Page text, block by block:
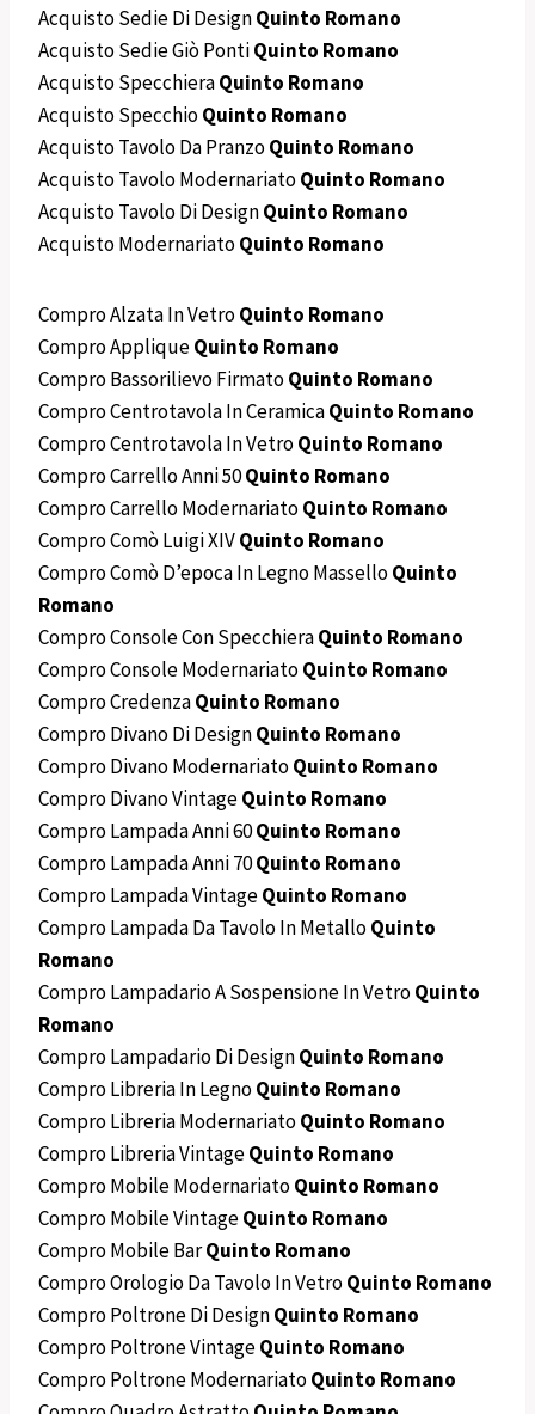
Acquisto Sedie Di DesignQuinto Romano
Acquisto Sedie Giò PontiQuinto Romano
Acquisto SpecchieraQuinto Romano
Acquisto SpecchioQuinto Romano
Acquisto Tavolo Da PranzoQuinto Romano
Acquisto Tavolo ModernariatoQuinto Romano
Acquisto Tavolo Di DesignQuinto Romano
Acquisto ModernariatoQuinto Romano
Compro Alzata In VetroQuinto Romano
Compro AppliqueQuinto Romano
Compro Bassorilievo FirmatoQuinto Romano
Compro Centrotavola In CeramicaQuinto Romano
Compro Centrotavola In VetroQuinto Romano
Compro Carrello Anni 50Quinto Romano
Compro Carrello ModernariatoQuinto Romano
Compro Comò Luigi XIVQuinto Romano
Compro Comò D’epoca In Legno MasselloQuinto
Romano
Compro Console Con SpecchieraQuinto Romano
Compro Console ModernariatoQuinto Romano
Compro CredenzaQuinto Romano
Compro Divano Di DesignQuinto Romano
Compro Divano ModernariatoQuinto Romano
Compro Divano VintageQuinto Romano
Compro Lampada Anni 60Quinto Romano
Compro Lampada Anni 70Quinto Romano
Compro Lampada VintageQuinto Romano
Compro Lampada Da Tavolo In MetalloQuinto
Romano
Compro Lampadario A Sospensione In VetroQuinto
Romano
Compro Lampadario Di DesignQuinto Romano
Compro Libreria In LegnoQuinto Romano
Compro Libreria ModernariatoQuinto Romano
Compro Libreria VintageQuinto Romano
Compro Mobile ModernariatoQuinto Romano
Compro Mobile VintageQuinto Romano
Compro Mobile BarQuinto Romano
Compro Orologio Da Tavolo In VetroQuinto Romano
Compro Poltrone Di DesignQuinto Romano
Compro Poltrone VintageQuinto Romano
Compro Poltrone ModernariatoQuinto Romano